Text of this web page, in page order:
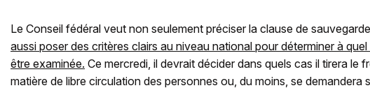
Le Conseil fédéral veut non seulement préciser la clause de
aussi poser des critères clairs au niveau national pour déterminer à
être examinée. Ce mercredi, il devrait décider dans quels cas il tirera le
matière de libre circulation des personnes ou, du moins, se demandera